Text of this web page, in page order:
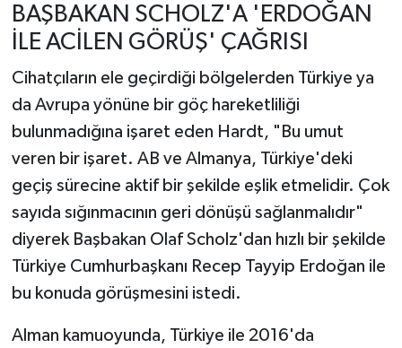
BAŞBAKAN SCHOLZ'A 'ERDOĞAN
İLE ACİLEN GÖRÜŞ' ÇAĞRISI
Cihatçıların ele geçirdiği bölgelerden Türkiye ya
da Avrupa yönüne bir göç hareketliliği
bulunmadığına işaret eden Hardt, "Bu umut
veren bir işaret. AB ve Almanya, Türkiye'deki
geçiş sürecine aktif bir şekilde eşlik etmelidir. Çok
sayıda sığınmacının geri dönüşü sağlanmalıdır"
diyerek Başbakan Olaf Scholz'dan hızlı bir şekilde
Türkiye Cumhurbaşkanı Recep Tayyip Erdoğan ile
bu konuda görüşmesini istedi.
Alman kamuoyunda, Türkiye ile 2016'da